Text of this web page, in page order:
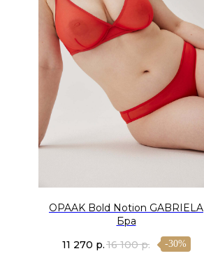
OPAAK Bold Notion GABRIELA
Бра
11 270 р.16 100 р. -30%